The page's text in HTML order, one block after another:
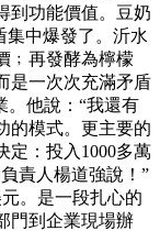
到功能價值。豆奶
集中爆發了。沂水
﹔再發酵為檸檬
是一次次充滿矛盾
。他說：“我還有
模式。更主要的
定：投入1000多萬
責人楊道強說！”
。是一段扎心的
門到企業現場辦